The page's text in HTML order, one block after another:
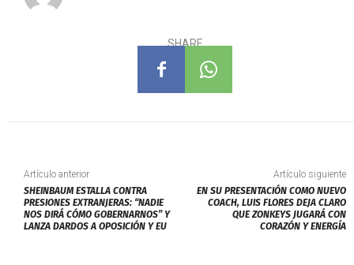
SHARE
Artículo anterior
SHEINBAUM ESTALLA CONTRA
PRESIONES EXTRANJERAS: “NADIE
NOS DIRÁ CÓMO GOBERNARNOS” Y
LANZA DARDOS A OPOSICIÓN Y EU
Artículo siguiente
EN SU PRESENTACIÓN COMO NUEVO
COACH, LUIS FLORES DEJA CLARO
QUE ZONKEYS JUGARÁ CON
CORAZÓN Y ENERGÍA